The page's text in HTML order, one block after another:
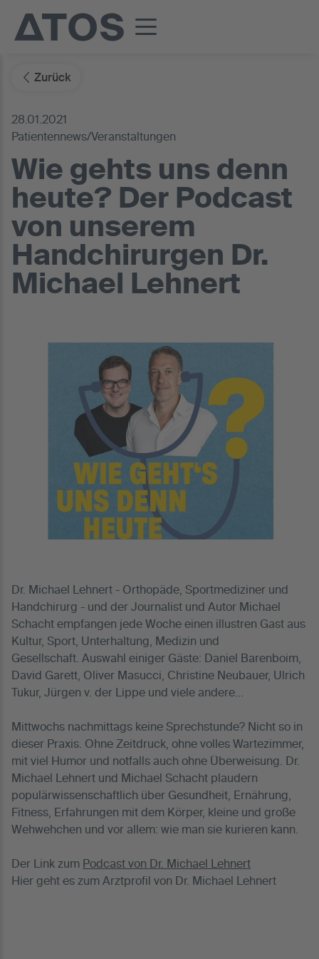
Zurück
28.01.2021
Patientennews/Veranstaltungen
Wie gehts uns denn
heute? Der Podcast
von unserem
Handchirurgen Dr.
Michael Lehnert
Dr. Michael Lehnert - Orthopäde, Sportmediziner und
Handchirurg - und der Journalist und Autor Michael
Schacht empfangen jede Woche einen illustren Gast aus
Kultur, Sport, Unterhaltung, Medizin und
Gesellschaft. Auswahl einiger Gäste: Daniel Barenboim,
David Garett, Oliver Masucci, Christine Neubauer, Ulrich
Tukur, Jürgen v. der Lippe und viele andere...
Mittwochs nachmittags keine Sprechstunde? Nicht so in
dieser Praxis. Ohne Zeitdruck, ohne volles Wartezimmer,
mit viel Humor und notfalls auch ohne Überweisung. Dr.
Michael Lehnert und Michael Schacht plaudern
populärwissenschaftlich über Gesundheit, Ernährung,
Fitness, Erfahrungen mit dem Körper, kleine und große
Wehwehchen und vor allem: wie man sie kurieren kann.
Der Link zum Podcast von Dr. Michael Lehnert
Hier geht es zum Arztprofil von Dr. Michael Lehnert